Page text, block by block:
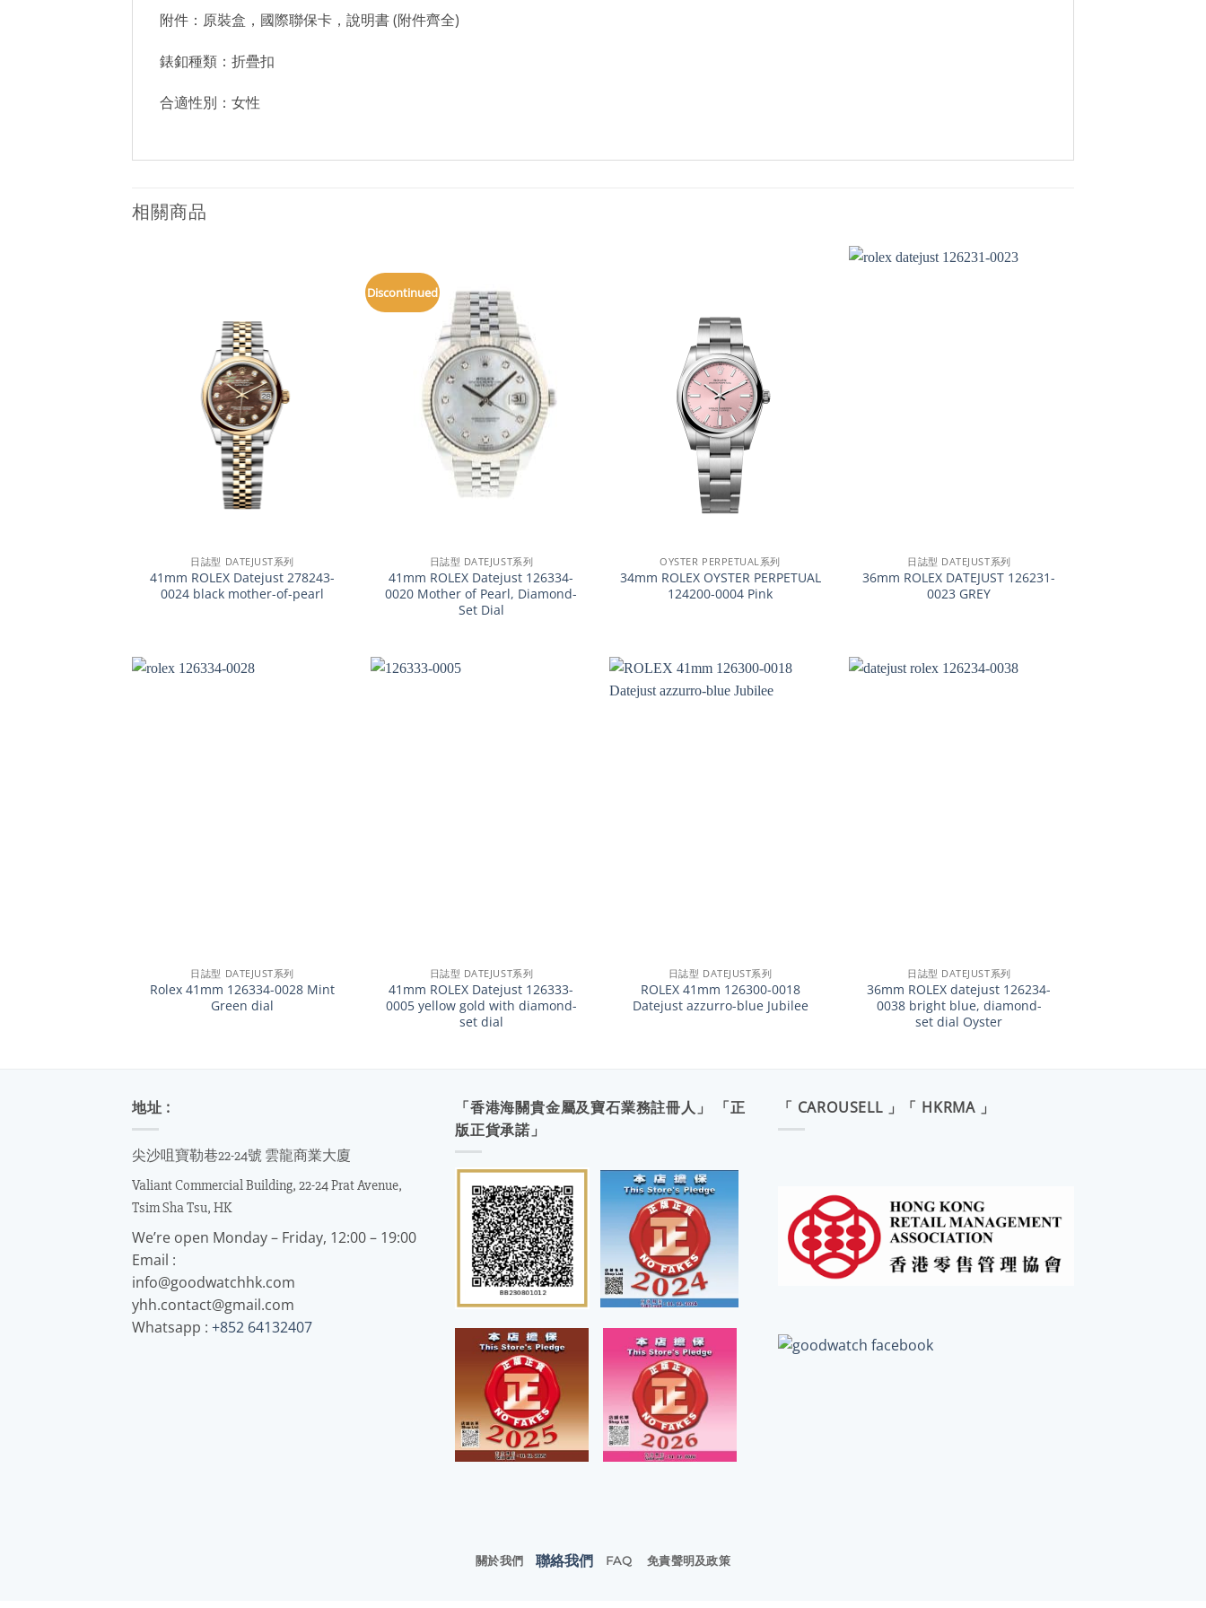
附件：原裝盒，國際聯保卡，說明書 (附件齊全)
錶釦種類：折疊扣
合適性別：女性
相關商品
日誌型 DATEJUST系列
41mm ROLEX Datejust 278243-
0024 black mother-of-pearl
Discontinued
日誌型 DATEJUST系列
41mm ROLEX Datejust 126334-
0020 Mother of Pearl, Diamond-
Set Dial
OYSTER PERPETUAL系列
34mm ROLEX OYSTER PERPETUAL
124200-0004 Pink
日誌型 DATEJUST系列
36mm ROLEX DATEJUST 126231-
0023 GREY
日誌型 DATEJUST系列
Rolex 41mm 126334-0028 Mint
Green dial
日誌型 DATEJUST系列
41mm ROLEX Datejust 126333-
0005 yellow gold with diamond-
set dial
日誌型 DATEJUST系列
ROLEX 41mm 126300-0018
Datejust azzurro-blue Jubilee
日誌型 DATEJUST系列
36mm ROLEX datejust 126234-
0038 bright blue, diamond-
set dial Oyster
地址 :
尖沙咀寶勒巷22-24號 雲龍商業大廈
Valiant Commercial Building, 22-24 Prat Avenue,
Tsim Sha Tsu, HK
We’re open Monday – Friday, 12:00 – 19:00
Email :
info@goodwatchhk.com
yhh.contact@gmail.com
Whatsapp : +852 64132407
「香港海關貴金屬及寶石業務註冊人」 「正
版正貨承諾」
「 CAROUSELL 」「 HKRMA 」
關於我們 聯絡我們 FAQ 免責聲明及政策